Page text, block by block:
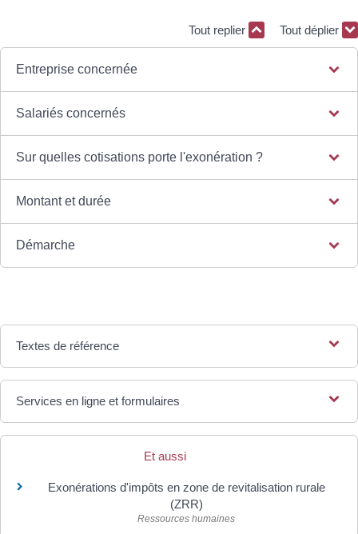
Tout replier Tout déplier
Entreprise concernée
Salariés concernés
Sur quelles cotisations porte l'exonération ?
Montant et durée
Démarche
Textes de référence
Services en ligne et formulaires
Et aussi
Exonérations d'impôts en zone de revitalisation rurale
(ZRR)
Ressources humaines